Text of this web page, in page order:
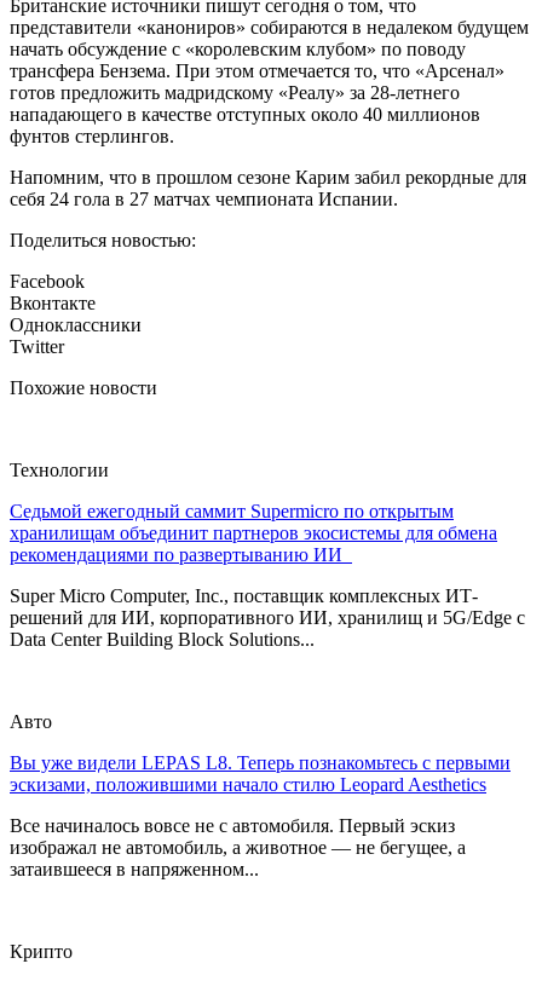
Британские источники пишут сегодня о том, что
представители «канониров» собираются в недалеком будущем
начать обсуждение с «королевским клубом» по поводу
трансфера Бензема. При этом отмечается то, что «Арсенал»
готов предложить мадридскому «Реалу» за 28-летнего
нападающего в качестве отступных около 40 миллионов
фунтов стерлингов.
Напомним, что в прошлом сезоне Карим забил рекордные для
себя 24 гола в 27 матчах чемпионата Испании.
Поделиться новостью:
Facebook
Вконтакте
Одноклассники
Twitter
Похожие новости
Технологии
Седьмой ежегодный саммит Supermicro по открытым
хранилищам объединит партнеров экосистемы для обмена
рекомендациями по развертыванию ИИ
Super Micro Computer, Inc., поставщик комплексных ИТ-
решений для ИИ, корпоративного ИИ, хранилищ и 5G/Edge с
Data Center Building Block Solutions...
Авто
Вы уже видели LEPAS L8. Теперь познакомьтесь с первыми
эскизами, положившими начало стилю Leopard Aesthetics
Все начиналось вовсе не с автомобиля. Первый эскиз
изображал не автомобиль, а животное — не бегущее, а
затаившееся в напряженном...
Крипто